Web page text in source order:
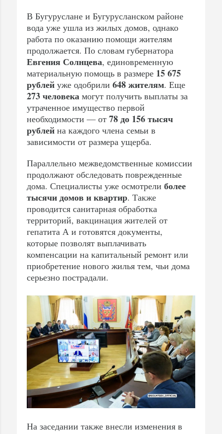
В Бугуруслане и Бугурусланском районе
вода уже ушла из жилых домов, однако
работа по оказанию помощи жителям
продолжается. По словам губернатора
Евгения Солнцева, единовременную
материальную помощь в размере 15 675
рублей уже одобрили 648 жителям. Еще
273 человека могут получить выплаты за
утраченное имущество первой
необходимости — от 78 до 156 тысяч
рублей на каждого члена семьи в
зависимости от размера ущерба.
Параллельно межведомственные комиссии
продолжают обследовать поврежденные
дома. Специалисты уже осмотрели более
тысячи домов и квартир. Также
проводится санитарная обработка
территорий, вакцинация жителей от
гепатита А и готовятся документы,
которые позволят выплачивать
компенсации на капитальный ремонт или
приобретение нового жилья тем, чьи дома
серьезно пострадали.
На заседании также внесли изменения в